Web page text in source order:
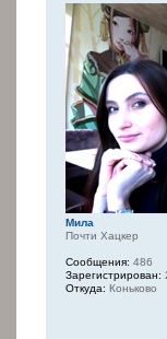
Мила
Почти Хацкер
Сообщения: 486
Зарегистрирован:
Откуда: Коньково